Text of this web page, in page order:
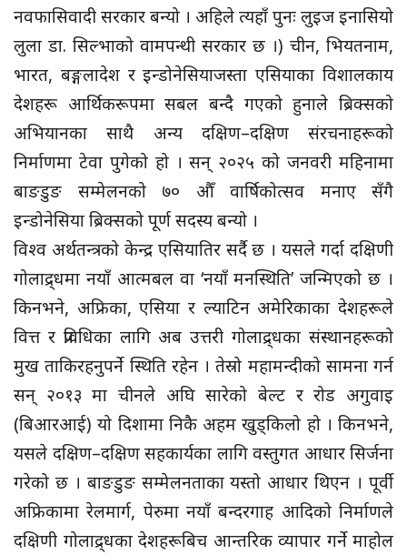
नवफासिवादी सरकार बन्यो । अहिले त्यहाँ पुनः लुइज इनासियो
लुला डा. सिल्भाको वामपन्थी सरकार छ ।) चीन, भियतनाम,
भारत, बङ्गलादेश र इन्डोनेसियाजस्ता एसियाका विशालकाय
देशहरू आर्थिकरूपमा सबल बन्दै गएको हुनाले ब्रिक्सको
अभियानका साथै अन्य दक्षिण–दक्षिण संरचनाहरूको
निर्माणमा टेवा पुगेको हो । सन् २०२५ को जनवरी महिनामा
बाङडुङ सम्मेलनको ७० औँ वार्षिकोत्सव मनाए सँगै
इन्डोनेसिया ब्रिक्सको पूर्ण सदस्य बन्यो ।
विश्व अर्थतन्त्रको केन्द्र एसियातिर सर्दै छ । यसले गर्दा दक्षिणी
गोलाद्र्धमा नयाँ आत्मबल वा ‘नयाँ मनस्थिति’ जन्मिएको छ ।
किनभने, अफ्रिका, एसिया र ल्याटिन अमेरिकाका देशहरूले
वित्त र प्रविधिका लागि अब उत्तरी गोलाद्र्धका संस्थानहरूको
मुख ताकिरहनुपर्ने स्थिति रहेन । तेस्रो महामन्दीको सामना गर्न
सन् २०१३ मा चीनले अघि सारेको बेल्ट र रोड अगुवाइ
(बिआरआई) यो दिशामा निकै अहम खुड्किलो हो । किनभने,
यसले दक्षिण–दक्षिण सहकार्यका लागि वस्तुगत आधार सिर्जना
गरेको छ । बाङडुङ सम्मेलनताका यस्तो आधार थिएन । पूर्वी
अफ्रिकामा रेलमार्ग, पेरुमा नयाँ बन्दरगाह आदिको निर्माणले
दक्षिणी गोलाद्र्धका देशहरूबिच आन्तरिक व्यापार गर्ने माहोल